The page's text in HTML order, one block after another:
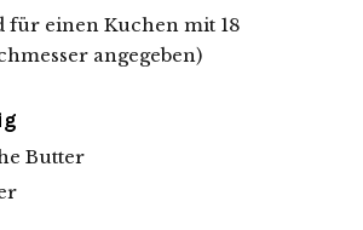
für einen Kuchen mit 18
angegeben)
Butter